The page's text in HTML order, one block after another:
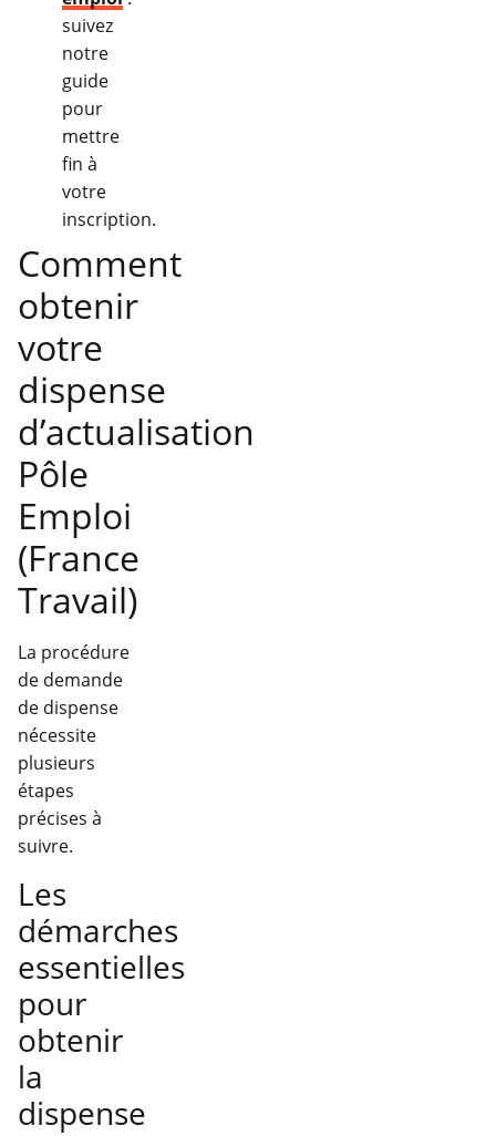
suivez
notre
guide
pour
mettre
fin à
votre
inscription.
Comment
obtenir
votre
dispense
d’actualisation
Pôle
Emploi
(France
Travail)
La procédure
de demande
de dispense
nécessite
plusieurs
étapes
précises à
suivre.
Les
démarches
essentielles
pour
obtenir
la
dispense